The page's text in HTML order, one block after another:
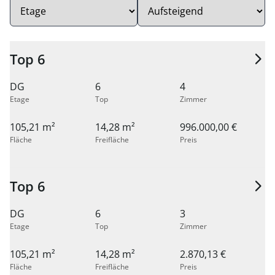
Top 6
DG
Etage
6
Top
4
Zimmer
105,21 m²
Fläche
14,28 m²
Freifläche
996.000,00 €
Preis
Top 6
DG
Etage
6
Top
3
Zimmer
105,21 m²
Fläche
14,28 m²
Freifläche
2.870,13 €
Preis